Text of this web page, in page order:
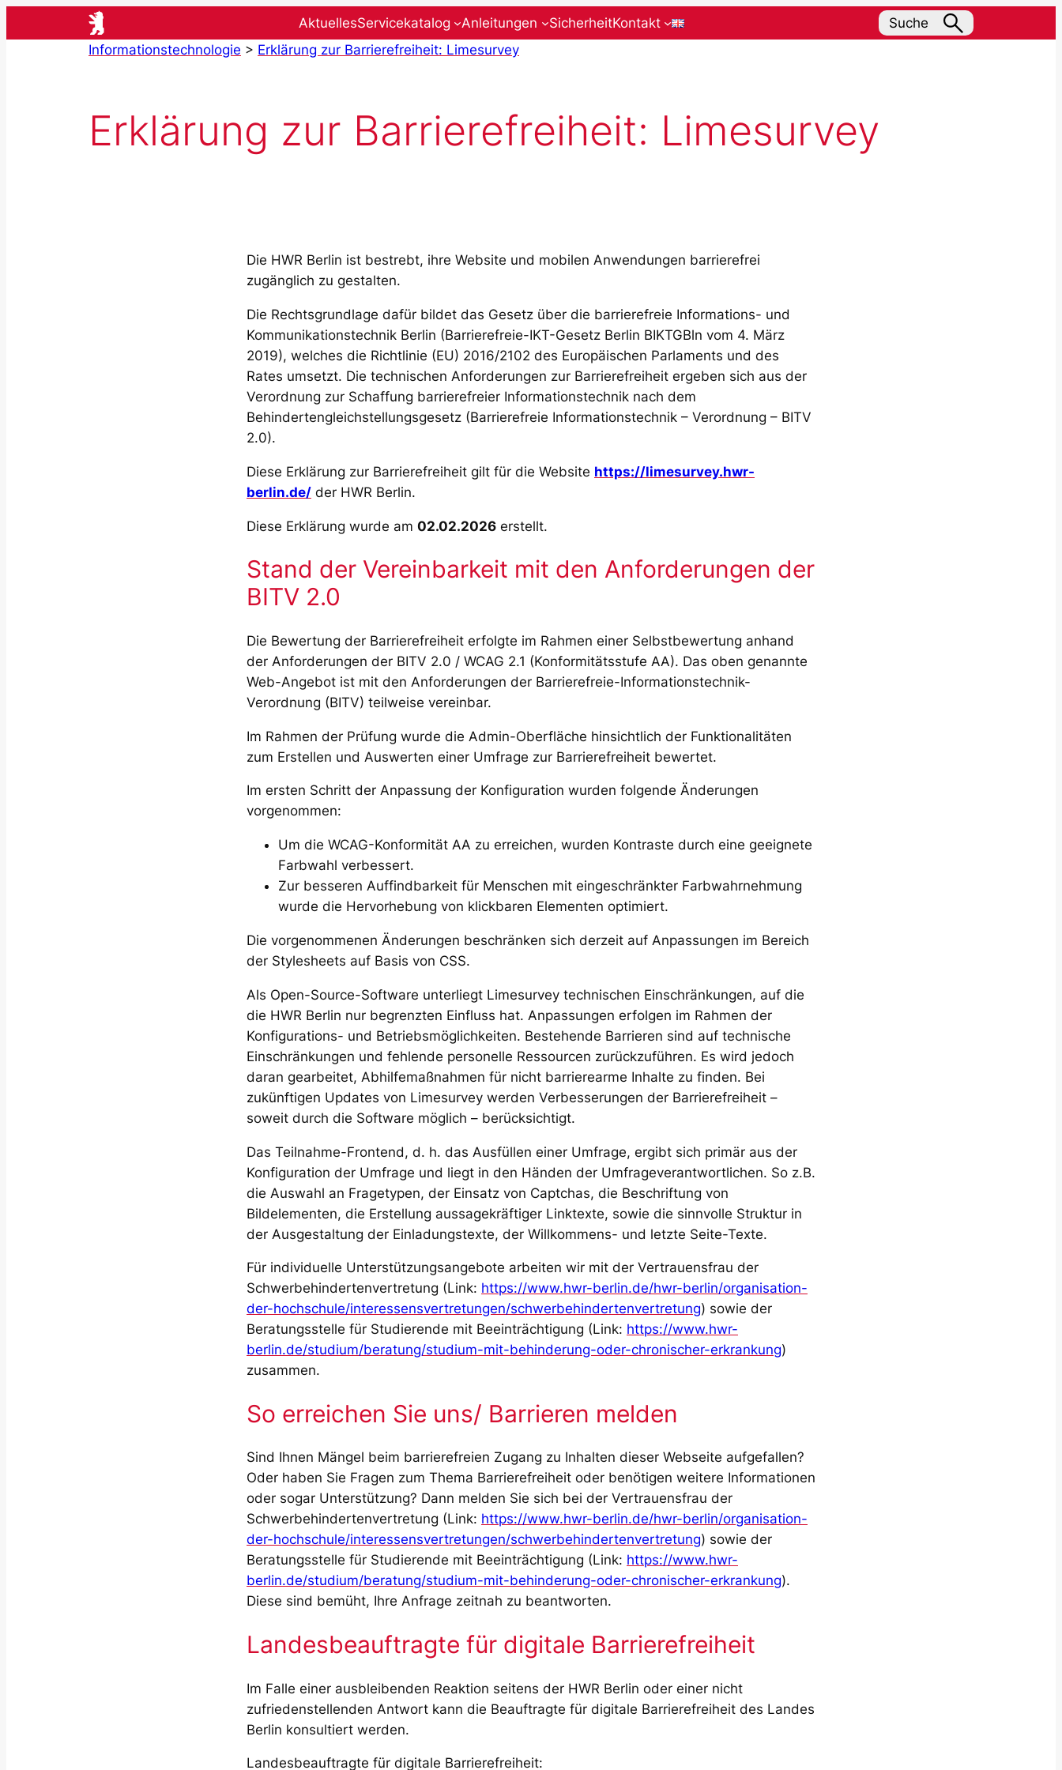
Inhalt
AktuellesServicekatalog Anleitungen SicherheitKontakt
Suche
Informationstechnologie > Erklärung zur Barrierefreiheit: Limesurvey
Erklärung zur Barrierefreiheit: Limesurvey
Die HWR Berlin ist bestrebt, ihre Website und mobilen Anwendungen barrierefrei
zugänglich zu gestalten.
Die Rechtsgrundlage dafür bildet das Gesetz über die barrierefreie Informations- und
Kommunikationstechnik Berlin (Barrierefreie-IKT-Gesetz Berlin BIKTGBln vom 4. März
2019), welches die Richtlinie (EU) 2016/2102 des Europäischen Parlaments und des
Rates umsetzt. Die technischen Anforderungen zur Barrierefreiheit ergeben sich aus der
Verordnung zur Schaffung barrierefreier Informationstechnik nach dem
Behindertengleichstellungsgesetz (Barrierefreie Informationstechnik – Verordnung – BITV
2.0).
Diese Erklärung zur Barrierefreiheit gilt für die Website https://limesurvey.hwr-
berlin.de/ der HWR Berlin.
Diese Erklärung wurde am 02.02.2026 erstellt.
Stand der Vereinbarkeit mit den Anforderungen der
BITV 2.0
Die Bewertung der Barrierefreiheit erfolgte im Rahmen einer Selbstbewertung anhand
der Anforderungen der BITV 2.0 / WCAG 2.1 (Konformitätsstufe AA). Das oben genannte
Web-Angebot ist mit den Anforderungen der Barrierefreie-Informationstechnik-
Verordnung (BITV) teilweise vereinbar.
Im Rahmen der Prüfung wurde die Admin-Oberfläche hinsichtlich der Funktionalitäten
zum Erstellen und Auswerten einer Umfrage zur Barrierefreiheit bewertet.
Im ersten Schritt der Anpassung der Konfiguration wurden folgende Änderungen
vorgenommen:
Um die WCAG-Konformität AA zu erreichen, wurden Kontraste durch eine geeignete
Farbwahl verbessert.
Zur besseren Auffindbarkeit für Menschen mit eingeschränkter Farbwahrnehmung
wurde die Hervorhebung von klickbaren Elementen optimiert.
Die vorgenommenen Änderungen beschränken sich derzeit auf Anpassungen im Bereich
der Stylesheets auf Basis von CSS.
Als Open-Source-Software unterliegt Limesurvey technischen Einschränkungen, auf die
die HWR Berlin nur begrenzten Einfluss hat. Anpassungen erfolgen im Rahmen der
Konfigurations- und Betriebsmöglichkeiten. Bestehende Barrieren sind auf technische
Einschränkungen und fehlende personelle Ressourcen zurückzuführen. Es wird jedoch
daran gearbeitet, Abhilfemaßnahmen für nicht barrierearme Inhalte zu finden. Bei
zukünftigen Updates von Limesurvey werden Verbesserungen der Barrierefreiheit –
soweit durch die Software möglich – berücksichtigt.
Das Teilnahme-Frontend, d. h. das Ausfüllen einer Umfrage, ergibt sich primär aus der
Konfiguration der Umfrage und liegt in den Händen der Umfrageverantwortlichen. So z.B.
die Auswahl an Fragetypen, der Einsatz von Captchas, die Beschriftung von
Bildelementen, die Erstellung aussagekräftiger Linktexte, sowie die sinnvolle Struktur in
der Ausgestaltung der Einladungstexte, der Willkommens- und letzte Seite-Texte.
Für individuelle Unterstützungsangebote arbeiten wir mit der Vertrauensfrau der
Schwerbehindertenvertretung (Link: https://www.hwr-berlin.de/hwr-berlin/organisation-
der-hochschule/interessensvertretungen/schwerbehindertenvertretung) sowie der
Beratungsstelle für Studierende mit Beeinträchtigung (Link: https://www.hwr-
berlin.de/studium/beratung/studium-mit-behinderung-oder-chronischer-erkrankung)
zusammen.
So erreichen Sie uns/ Barrieren melden
Sind Ihnen Mängel beim barrierefreien Zugang zu Inhalten dieser Webseite aufgefallen?
Oder haben Sie Fragen zum Thema Barrierefreiheit oder benötigen weitere Informationen
oder sogar Unterstützung? Dann melden Sie sich bei der Vertrauensfrau der
Schwerbehindertenvertretung (Link: https://www.hwr-berlin.de/hwr-berlin/organisation-
der-hochschule/interessensvertretungen/schwerbehindertenvertretung) sowie der
Beratungsstelle für Studierende mit Beeinträchtigung (Link: https://www.hwr-
berlin.de/studium/beratung/studium-mit-behinderung-oder-chronischer-erkrankung).
Diese sind bemüht, Ihre Anfrage zeitnah zu beantworten.
Landesbeauftragte für digitale Barrierefreiheit
Im Falle einer ausbleibenden Reaktion seitens der HWR Berlin oder einer nicht
zufriedenstellenden Antwort kann die Beauftragte für digitale Barrierefreiheit des Landes
Berlin konsultiert werden.
Landesbeauftragte für digitale Barrierefreiheit: